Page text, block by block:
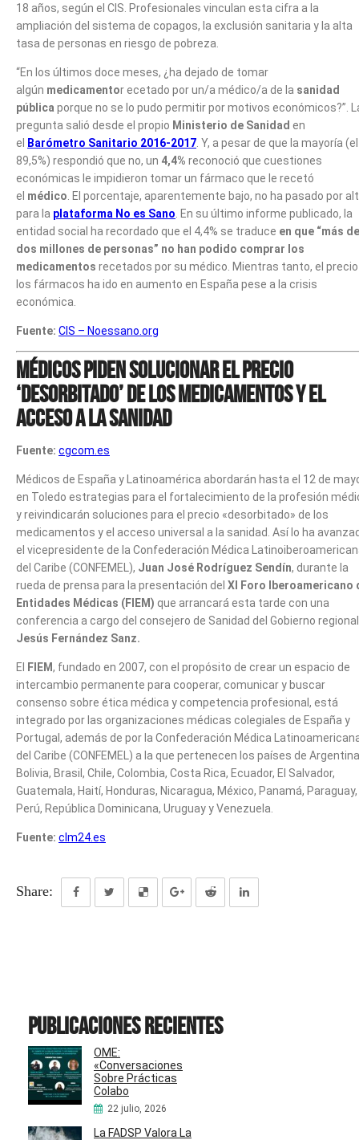
18 años, según el CIS. Profesionales vinculan esta cifra a la
ampliación del sistema de copagos, la exclusión sanitaria y la alta
tasa de personas en riesgo de pobreza.
“En los últimos doce meses, ¿ha dejado de tomar
algún medicamentor ecetado por un/a médico/a de la sanidad
pública porque no se lo pudo permitir por motivos económicos?”.
pregunta salió desde el propio Ministerio de Sanidad en
el
Barómetro Sanitario 2016-2017 . Y, a pesar de que la mayoría (el
89,5%) respondió que no, un 4,4% reconoció que cuestiones
económicas le impidieron tomar un fármaco que le recetó
el médico . El porcentaje, aparentemente bajo, no ha pasado por
para la plataforma No es Sano . En su último informe publicado, la
entidad social ha recordado que el 4,4% se traduce en que “más de
dos millones de personas” no han podido comprar los
medicamentos recetados por su médico. Mientras tanto, el
los fármacos ha ido en aumento en España pese a la crisis
económica.
Fuente: CIS – Noessano.org
Médicos piden solucionar el precio
‘desorbitado’ de los medicamentos y el
acceso a la sanidad
Fuente: cgcom.es
Médicos de España y Latinoamérica abordarán hasta el 12 de
en Toledo estrategias para el fortalecimiento de la profesión
y reivindicarán soluciones para el precio «desorbitado» de los
medicamentos y el acceso universal a la sanidad. Así lo ha
el vicepresidente de la Confederación Médica
del Caribe (CONFEMEL), Juan José Rodríguez Sendín, durante la
rueda de prensa para la presentación del XI Foro Iberoamericano
Entidades Médicas (FIEM) que arrancará esta tarde con una
conferencia a cargo del consejero de Sanidad del Gobierno
Jesús Fernández Sanz.
El FIEM, fundado en 2007, con el propósito de crear un espacio de
intercambio permanente para cooperar, comunicar y buscar
consenso sobre ética médica y competencia profesional, está
integrado por las organizaciones médicas colegiales de España y
Portugal, además de por la Confederación Médica
del Caribe (CONFEMEL) a la que pertenecen los países de
Bolivia, Brasil, Chile, Colombia, Costa Rica, Ecuador, El Salvador,
Guatemala, Haití, Honduras, Nicaragua, México, Panamá, Paraguay,
Perú, República Dominicana, Uruguay y Venezuela.
Fuente: clm24.es
Share:
Publicaciones recientes
OME:
«Conversaciones
Sobre Prácticas
Colabo
22 julio, 2026
La FADSP Valora La